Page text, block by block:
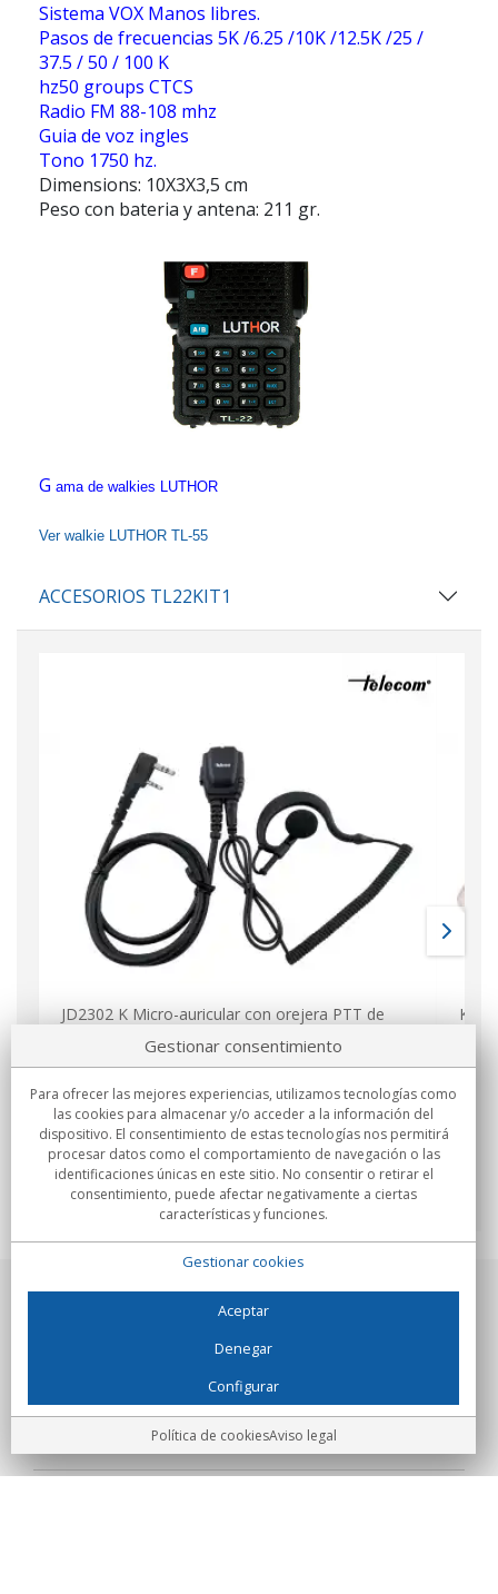
Sistema VOX Manos libres.
Pasos de frecuencias 5K /6.25 /10K /12.5K /25 /
37.5 / 50 / 100 K
hz50 groups CTCS
Radio FM 88-108 mhz
Guia de voz ingles
Tono 1750 hz.
Dimensions: 10X3X3,5 cm
Peso con bateria y antena: 211 gr.
G ama de walkies LUTHOR
Ver walkie LUTHOR TL-55
ACCESORIOS TL22KIT1
JD2302 K Micro-auricular con orejera PTT de
24,20€ IVA incluido
COMPRAR
Compras
Gestionar consentimiento
Para ofrecer las mejores experiencias, utilizamos tecnologías como
las cookies para almacenar y/o acceder a la información del
dispositivo. El consentimiento de estas tecnologías nos permitirá
procesar datos como el comportamiento de navegación o las
identificaciones únicas en este sitio. No consentir o retirar el
consentimiento, puede afectar negativamente a ciertas
características y funciones.
Gestionar cookies
Aceptar
Denegar
Configurar
Política de cookiesAviso legal